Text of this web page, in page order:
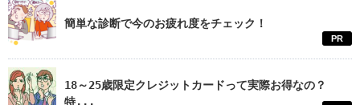
簡単な診断で今のお疲れ度をチェック！
PR
18～25歳限定クレジットカードって実際お得なの？
特...